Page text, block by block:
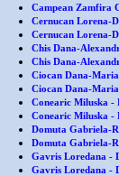
Campean Zamfira
Cernucan Lorena-
Cernucan Lorena-
Chis Dana-
Chis Dana-
Ciocan Dana-
Ciocan Dana-
Conearic Miluska -
Conearic Miluska -
Domuta Gabriela-
Domuta Gabriela-
Gavris Loredana -
Gavris Loredana -